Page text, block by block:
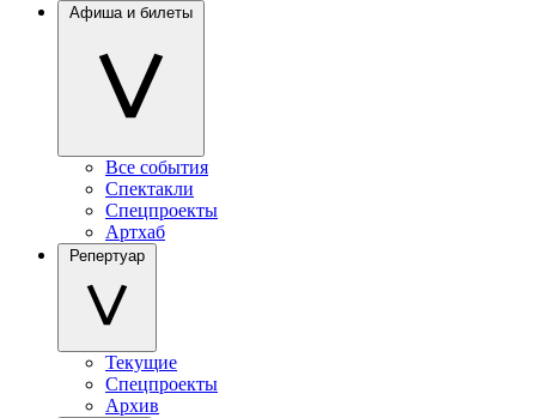
Афиша и билеты
Все события
Спектакли
Спецпроекты
Артхаб
Репертуар
Текущие
Спецпроекты
Архив